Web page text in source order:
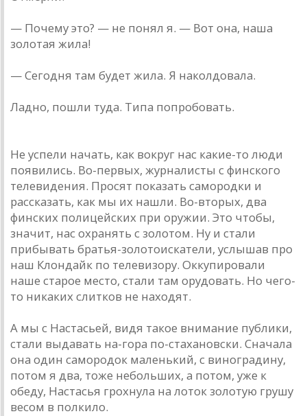
— Почему это? — не понял я. — Вот она, наша
золотая жила!
— Сегодня там будет жила. Я наколдовала.
Ладно, пошли туда. Типа попробовать.
Не успели начать, как вокруг нас какие-то люди
появились. Во-первых, журналисты с финского
телевидения. Просят показать самородки и
рассказать, как мы их нашли. Во-вторых, два
финских полицейских при оружии. Это чтобы,
значит, нас охранять с золотом. Ну и стали
прибывать братья-золотоискатели, услышав про
наш Клондайк по телевизору. Оккупировали
наше старое место, стали там орудовать. Но чего-
то никаких слитков не находят.
А мы с Настасьей, видя такое внимание публики,
стали выдавать на-гора по-стахановски. Сначала
она один самородок маленький, с виноградину,
потом я два, тоже небольших, а потом, уже к
обеду, Настасья грохнула на лоток золотую грушу
весом в полкило.